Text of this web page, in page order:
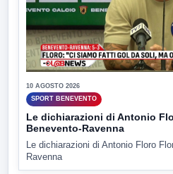
10 AGOSTO 2026
SPORT BENEVENTO
Le dichiarazioni di Antonio
Benevento-Ravenna
Le dichiarazioni di Antonio Floro
Ravenna